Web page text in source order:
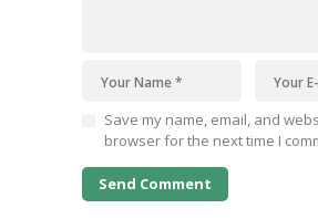
Save my name, email, and
browser for the next time I